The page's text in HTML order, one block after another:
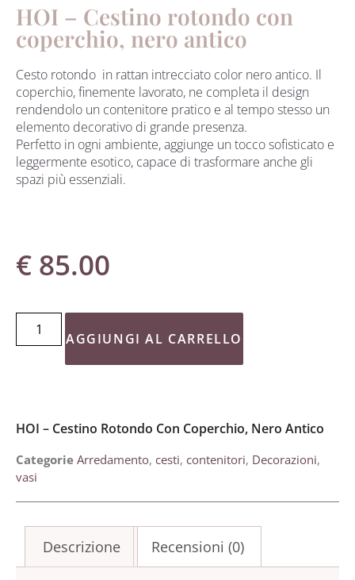
HOI – Cestino rotondo con
coperchio, nero antico
Cesto rotondo in rattan intrecciato color nero antico. Il
coperchio, finemente lavorato, ne completa il design
rendendolo un contenitore pratico e al tempo stesso un
elemento decorativo di grande presenza.
Perfetto in ogni ambiente, aggiunge un tocco sofisticato e
leggermente esotico, capace di trasformare anche gli
spazi più essenziali.
€ 85.00
AGGIUNGI AL CARRELLO
HOI – Cestino Rotondo Con Coperchio, Nero Antico
Categorie Arredamento, cesti, contenitori, Decorazioni,
vasi
Descrizione Recensioni (0)